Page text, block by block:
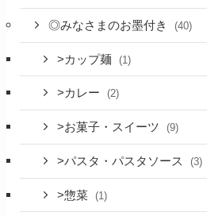
◎みなさまのお墨付き (40)
>カップ麺 (1)
>カレー (2)
>お菓子・スイーツ (9)
>パスタ・パスタソース (3)
>惣菜 (1)